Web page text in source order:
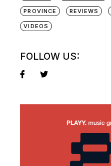
PROVINCE REVIEWS
VIDEOS
FOLLOW US: